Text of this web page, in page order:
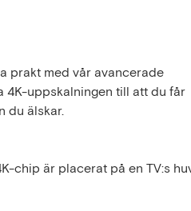
prakt med vår avancerade
4K-uppskalningen till att du får
du älskar.
chip är placerat på en TV:s